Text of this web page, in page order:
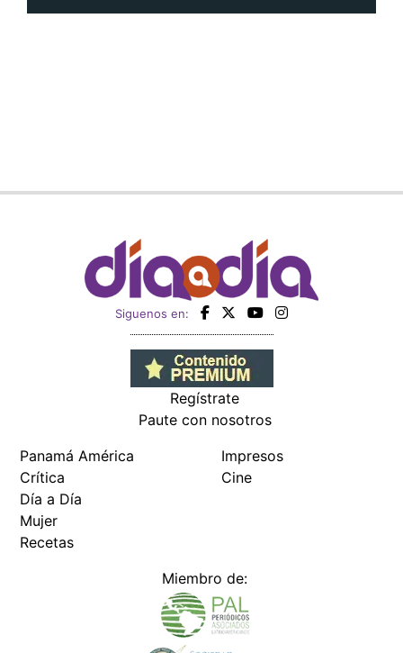
Siguenos en:
Regístrate
Paute con nosotros
Panamá América
Crítica
Día a Día
Mujer
Recetas
Impresos
Cine
Miembro de: